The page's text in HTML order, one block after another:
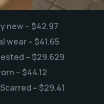
new – $42.97
wear – $41.65
– $29.629
– $44.12
– $29.41